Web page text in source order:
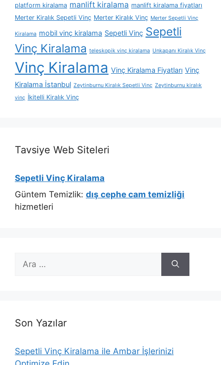
platform kiralama manlift kiralama manlift kiralama fiyatları
Merter Kiralık Sepetli Vinç Merter Kiralık Vinç Merter Sepetli Vinç
Kiralama mobil vinç kiralama Sepetli Vinç Sepetli
Vinç Kiralama teleskopik vinç kiralama Unkapanı Kiralık Vinç
Vinç Kiralama Vinç Kiralama Fiyatları Vinç
Kiralama İstanbul Zeytinburnu Kiralık Sepetli Vinç Zeytinburnu kiralık
vinç İkitelli Kiralık Vinç
Tavsiye Web Siteleri
Sepetli Vinç Kiralama
Güntem Temizlik: dış cephe cam temizliği
hizmetleri
için
Son Yazılar
Sepetli Vinç Kiralama ile Ambar İşlerinizi